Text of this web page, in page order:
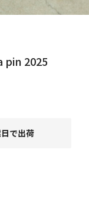
pin 2025
で出荷